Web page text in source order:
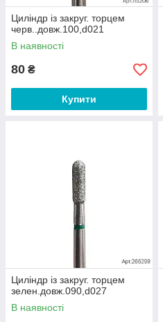
Циліндр із закруг. торцем
черв..довж.100,d021
В наявності
80 ₴
Купити
Циліндр із закруг. торцем
зелен.довж.090,d027
В наявності